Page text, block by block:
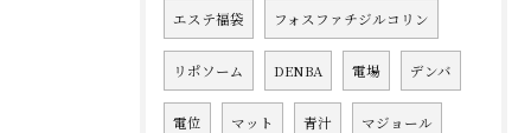
エステ福袋 フォスファチジルコリン
リポソーム DENBA 電場 デンバ
電位 マット 青汁 マジョール